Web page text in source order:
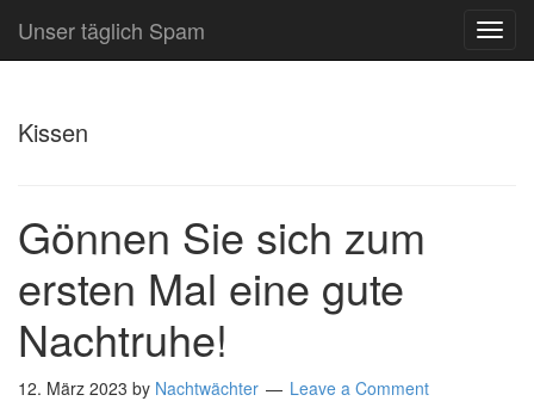
Unser täglich Spam
Kissen
Gönnen Sie sich zum
ersten Mal eine gute
Nachtruhe!
12. März 2023 by Nachtwächter Leave a Comment